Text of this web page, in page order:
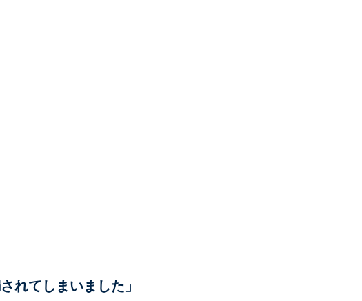
れてしまいました」